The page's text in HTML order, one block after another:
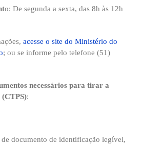
o: De segunda a sexta, das 8h às 12h
acesse o site do Ministério do
; ou se informe pelo telefone (51)
necessários para tirar a
:
documento de identificação legível,